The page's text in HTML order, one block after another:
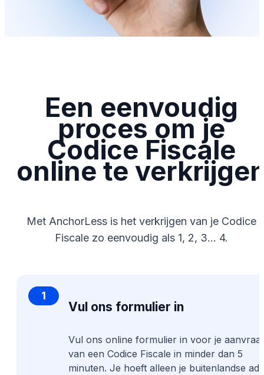
Een eenvoudig
proces om je
Codice Fiscale
online te
Met AnchorLess is het verkrijgen van je Codice
Fiscale zo eenvoudig als 1, 2, 3... 4.
1
Vul ons formulier in
Vul ons online formulier in voor je
van een Codice Fiscale in minder dan 5
minuten. Je hoeft alleen je buitenlandse